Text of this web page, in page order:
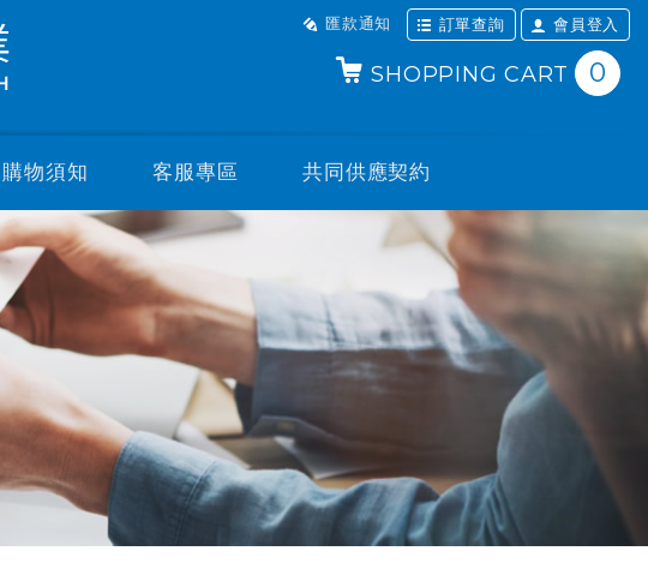
匯款通知 訂單查詢 會員登入
SHOPPING CART 0
購物須知 客服專區 共同供應契約